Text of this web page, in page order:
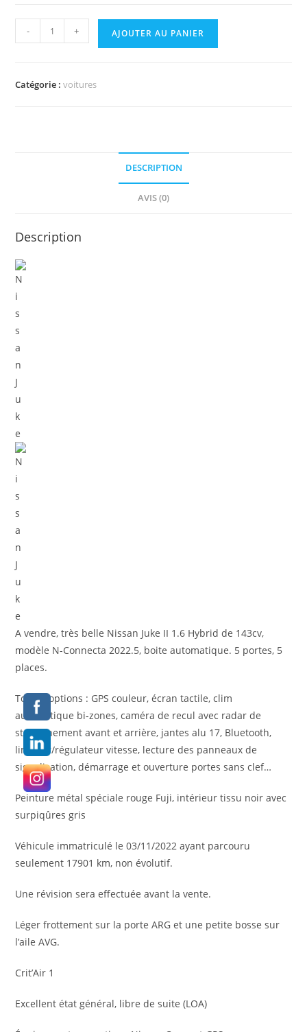
quantité
de
Juke
km
- + AJOUTER AU PANIER
Catégorie :voitures
DESCRIPTION
AVIS (0)
Description
A vendre, très belle Nissan Juke II 1.6 Hybrid de 143cv,
modèle N-Connecta 2022.5, boite automatique. 5 portes, 5
places.
Toutes options : GPS couleur, écran tactile, clim
automatique bi-zones, caméra de recul avec radar de
stationnement avant et arrière, jantes alu 17, Bluetooth,
limiteur/régulateur vitesse, lecture des panneaux de
signalisation, démarrage et ouverture portes sans clef…
Peinture métal spéciale rouge Fuji, intérieur tissu noir avec
surpiqûres gris
Véhicule immatriculé le 03/11/2022 ayant parcouru
seulement 17901 km, non évolutif.
Une révision sera effectuée avant la vente.
Léger frottement sur la porte ARG et une petite bosse sur
l’aile AVG.
Crit’Air 1
Excellent état général, libre de suite (LOA)